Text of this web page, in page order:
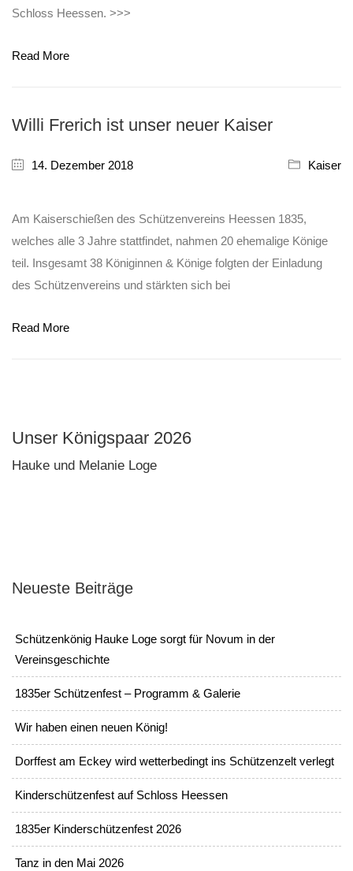
Schloss Heessen. >>>
Read More
Willi Frerich ist unser neuer Kaiser
14. Dezember 2018 Kaiser
Am Kaiserschießen des Schützenvereins Heessen 1835,
welches alle 3 Jahre stattfindet, nahmen 20 ehemalige Könige
teil. Insgesamt 38 Königinnen & Könige folgten der Einladung
des Schützenvereins und stärkten sich bei
Read More
Unser Königspaar 2026
Hauke und Melanie Loge
Neueste Beiträge
Schützenkönig Hauke Loge sorgt für Novum in der
Vereinsgeschichte
1835er Schützenfest – Programm & Galerie
Wir haben einen neuen König!
Dorffest am Eckey wird wetterbedingt ins Schützenzelt verlegt
Kinderschützenfest auf Schloss Heessen
1835er Kinderschützenfest 2026
Tanz in den Mai 2026